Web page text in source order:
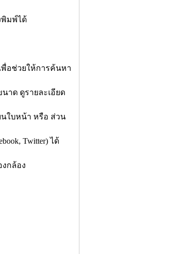
พิมพ์ได้
พื่อช่วยให้การค้นหา
าด ดูรายละเอียด
นใบหน้า หรือ ส่วน
Twitter) ได้
กล้อง